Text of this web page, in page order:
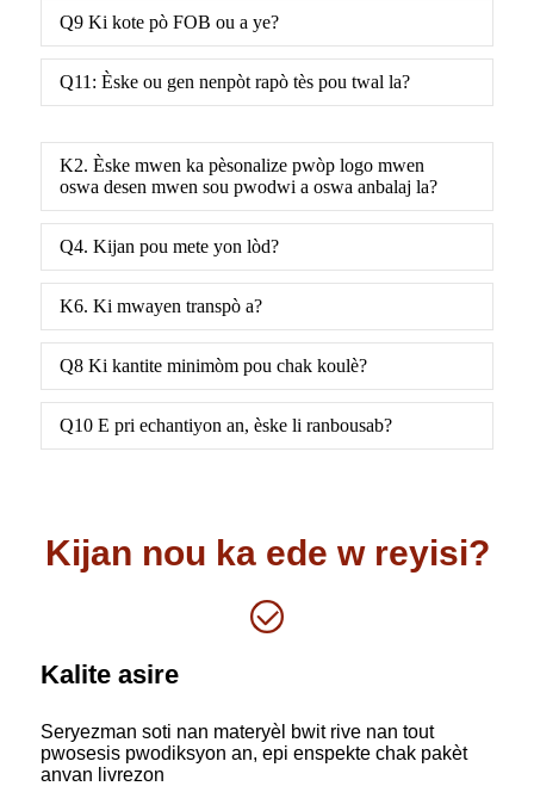
Q9 Ki kote pò FOB ou a ye?
Q11: Èske ou gen nenpòt rapò tès pou twal la?
K2. Èske mwen ka pèsonalize pwòp logo mwen
oswa desen mwen sou pwodwi a oswa anbalaj la?
Q4. Kijan pou mete yon lòd?
K6. Ki mwayen transpò a?
Q8 Ki kantite minimòm pou chak koulè?
Q10 E pri echantiyon an, èske li ranbousab?
Kijan nou ka ede w reyisi?
Kalite asire
Seryezman soti nan materyèl bwit rive nan tout
pwosesis pwodiksyon an, epi enspekte chak pakèt
anvan livrezon